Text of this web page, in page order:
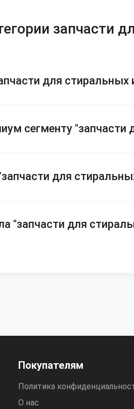
запчасти
для
сегменту
для
"запчасти для
Покупателям
Политика
О нас